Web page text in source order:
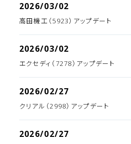
2026/03/02
高田機工（5923）アップデート
2026/03/02
エクセディ（7278）アップデート
2026/02/27
クリアル（2998）アップデート
2026/02/27